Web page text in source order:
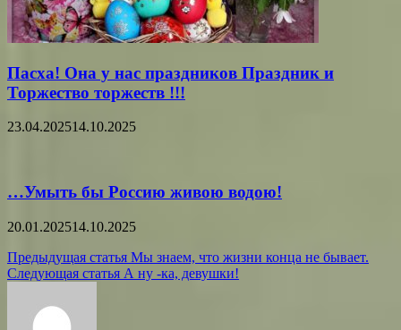
Пасха! Она у нас праздников Праздник и
Торжество торжеств !!!
23.04.202514.10.2025
…Умыть бы Россию живою водою!
20.01.202514.10.2025
Навигация
по
записям
Предыдущая статья Мы знаем, что жизни конца не бывает.
Следующая статья А ну -ка, девушки!